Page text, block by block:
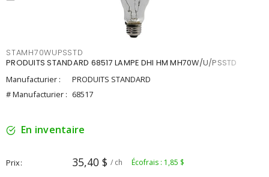
STAMH70WUPSSTD
PRODUITS STANDARD 68517 LAMPE DHI HM MH70W/U/PSSTD
Manufacturier :
PRODUITS STANDARD
# Manufacturier : 68517
En inventaire
Prix 35,40 $ / ch Écofrais : 1,85 $